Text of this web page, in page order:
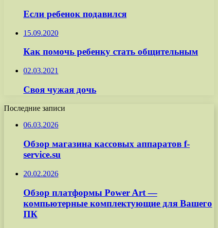
Если ребенок подавился
15.09.2020
Как помочь ребенку стать общительным
02.03.2021
Своя чужая дочь
Последние записи
06.03.2026
Обзор магазина кассовых аппаратов f-
service.su
20.02.2026
Обзор платформы Power Art —
компьютерные комплектующие для Вашего
ПК